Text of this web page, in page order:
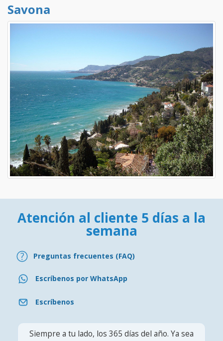
Savona
Atención al cliente 5 días a la
semana
Preguntas frecuentes (FAQ)
Escríbenos por WhatsApp
Escríbenos
Siempre a tu lado, los 365 días del año. Ya sea